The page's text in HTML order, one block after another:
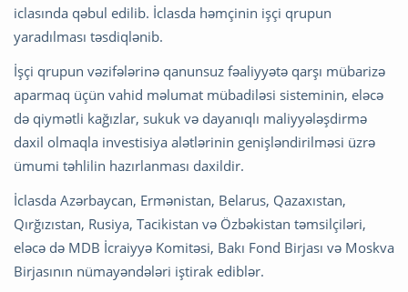
iclasında qəbul edilib. İclasda həmçinin işçi qrupun
yaradılması təsdiqlənib.
İşçi qrupun vəzifələrinə qanunsuz fəaliyyətə qarşı mübarizə
aparmaq üçün vahid məlumat mübadiləsi sisteminin, eləcə
də qiymətli kağızlar, sukuk və dayanıqlı maliyyələşdirmə
daxil olmaqla investisiya alətlərinin genişləndirilməsi üzrə
ümumi təhlilin hazırlanması daxildir.
İclasda Azərbaycan, Ermənistan, Belarus, Qazaxıstan,
Qırğızıstan, Rusiya, Tacikistan və Özbəkistan təmsilçiləri,
eləcə də MDB İcraiyyə Komitəsi, Bakı Fond Birjası və Moskva
Birjasının nümayəndələri iştirak ediblər.